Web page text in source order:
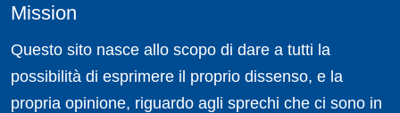
Mission
Questo sito nasce allo scopo di dare a tutti la
possibilità di esprimere il proprio dissenso, e la
propria opinione, riguardo agli sprechi che ci sono in